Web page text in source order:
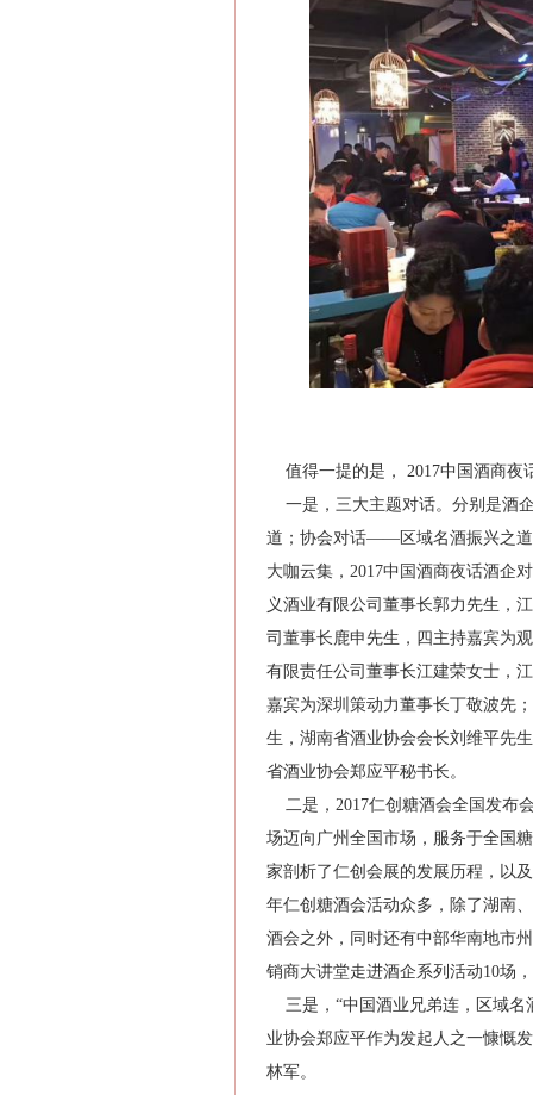
值得一提的是， 2017中国酒商夜
一是，三大主题对话。分别是酒
道；协会对话——区域名酒振兴之道
大咖云集，2017中国酒商夜话酒企
义酒业有限公司董事长郭力先生，
司董事长鹿申先生，四主持嘉宾为
有限责任公司董事长江建荣女士，
嘉宾为深圳策动力董事长丁敬波先
生，湖南省酒业协会会长刘维平先
省酒业协会郑应平秘书长。
二是，2017仁创糖酒会全国发布
场迈向广州全国市场，服务于全国
家剖析了仁创会展的发展历程，以
年仁创糖酒会活动众多，除了湖南
酒会之外，同时还有中部华南地市
销商大讲堂走进酒企系列活动10场
三是，“中国酒业兄弟连，区域名
业协会郑应平作为发起人之一慷慨
林军。